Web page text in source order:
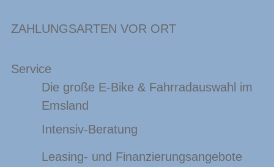
ZAHLUNGSARTEN VOR ORT
Service
Die große E-Bike & Fahrradauswahl im
Emsland
Intensiv-Beratung
Leasing- und Finanzierungsangebote